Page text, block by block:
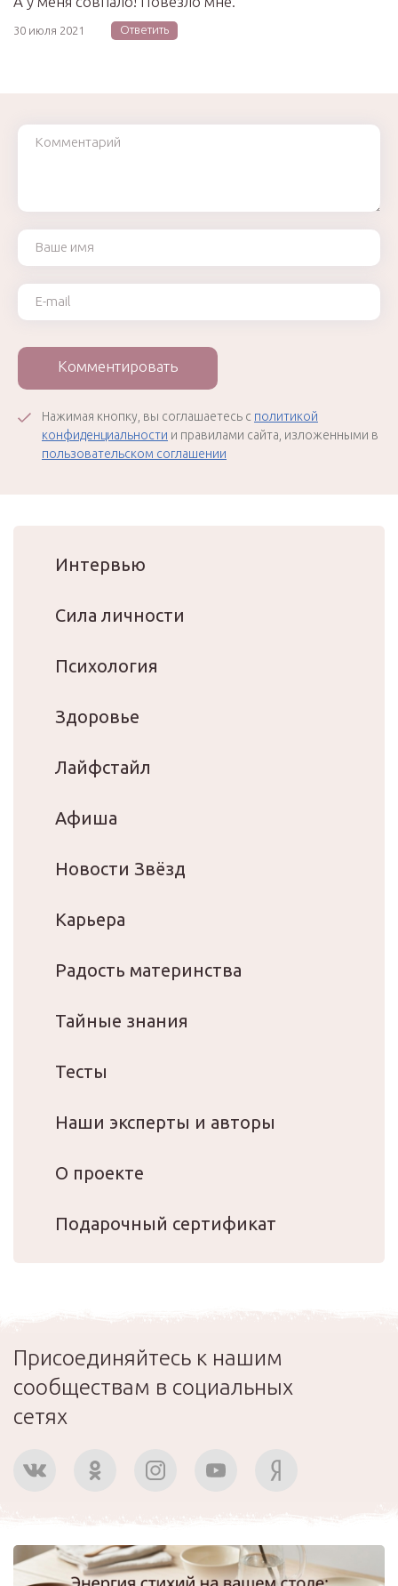
30 июля 2021 Ответить
Комментарий
Ваше имя
Ваш e-mail
Комментировать
Нажимая кнопку, вы соглашаетесь с политикой
конфиденциальности и правилами сайта, изложенными в
пользовательском соглашении
Интервью
Сила личности
Психология
Здоровье
Лайфстайл
Афиша
Новости Звёзд
Карьера
Радость материнства
Тайные знания
Тесты
Наши эксперты и авторы
О проекте
Подарочный сертификат
Присоединяйтесь к нашим
сообществам в социальных
сетях